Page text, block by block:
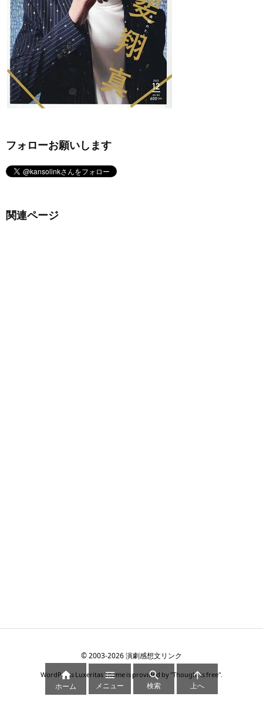
フォローお願いします
関連ページ
©2003-2026演劇感想文リンク
WordPress Luxeritas Theme is provided by "Thought is free".

ホーム

メニュー

検索

上へ